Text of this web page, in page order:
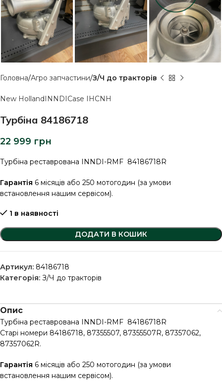
Головна Агро запчастини З/Ч до тракторів
New HollandINNDICase IHCNH
Турбіна 84186718
22 999 грн
Турбіна реставрована INNDI-RMF 84186718R
Гарантія 6 місяців або 250 мотогодин (за умови
встановлення нашим сервісом).
1 в наявності
ДОДАТИ В КОШИК
Артикул: 84186718
Категорія: З/Ч до тракторів
Опис
Турбіна реставрована INNDI-RMF 84186718R
Старі номери 84186718, 87355507, 87355507R, 87357062,
87357062R.
Гарантія 6 місяців або 250 мотогодин (за умови
встановлення нашим сервісом).